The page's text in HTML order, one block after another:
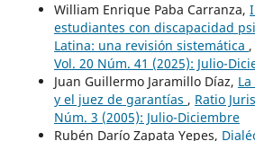
William Enrique Paba Carranza,
estudiantes con discapacidad
Latina: una revisión sistemática ,
Vol. 20 Núm. 41 (2025): Julio-
Juan Guillermo Jaramillo Díaz,
y el juez de garantías , Ratio
Núm. 3 (2005): Julio-Diciembre
Rubén Darío Zapata Yepes,